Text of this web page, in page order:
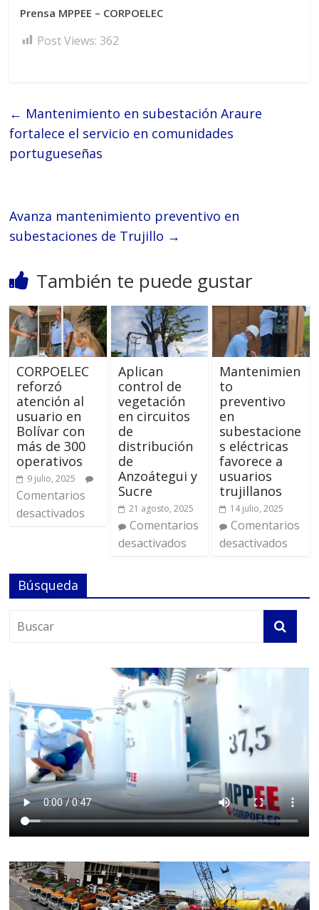
Prensa MPPEE – CORPOELEC
Post Views: 362
← Mantenimiento en subestación Araure
fortalece el servicio en comunidades
portugueseñas
Avanza mantenimiento preventivo en
subestaciones de Trujillo →
También te puede gustar
CORPOELEC
reforzó
atención al
usuario en
Bolívar con
más de 300
operativos
9 julio, 2025
Comentarios
desactivados
Aplican
control de
vegetación
en circuitos
de
distribución
de
Anzoátegui y
Sucre
21 agosto, 2025
Comentarios
desactivados
Mantenimien
to
preventivo
en
subestacione
s eléctricas
favorece a
usuarios
trujillanos
14 julio, 2025
Comentarios
desactivados
Búsqueda